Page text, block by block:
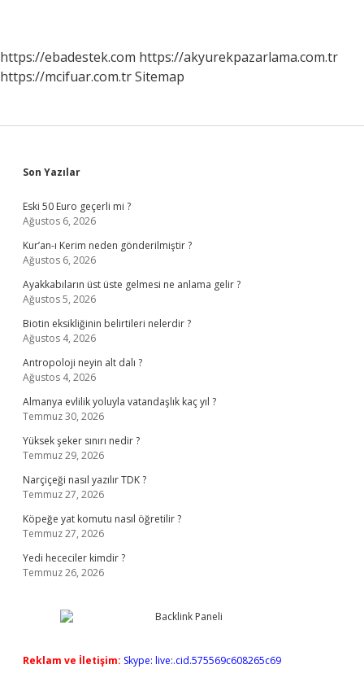
https://ebadestek.com https://akyurekpazarlama.com.tr
https://mcifuar.com.trSitemap
Sidebar
Son Yazılar
Eski 50 Euro geçerli mi ?
Ağustos 6, 2026
Kur’an-ı Kerim neden gönderilmiştir ?
Ağustos 6, 2026
Ayakkabıların üst üste gelmesi ne anlama gelir ?
Ağustos 5, 2026
Biotin eksikliğinin belirtileri nelerdir ?
Ağustos 4, 2026
Antropoloji neyin alt dalı ?
Ağustos 4, 2026
Almanya evlilik yoluyla vatandaşlık kaç yıl ?
Temmuz 30, 2026
Yüksek şeker sınırı nedir ?
Temmuz 29, 2026
Narçiçeği nasıl yazılır TDK ?
Temmuz 27, 2026
Köpeğe yat komutu nasıl öğretilir ?
Temmuz 27, 2026
Yedi hececiler kimdir ?
Temmuz 26, 2026
Reklam ve İletişim: Skype: live:.cid.575569c608265c69